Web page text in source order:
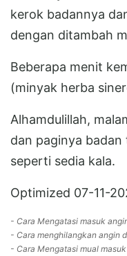
kerok badannya
dengan ditambah
Beberapa menit
(minyak herba
Alhamdulillah,
dan paginya badan
seperti sedia kala.
Optimized 07-11-
- Cara Mengatasi masuk
- Cara menghilangkan angin
- Cara Mengatasi mual